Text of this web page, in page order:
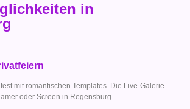
in
mit romantischen Templates. Die Live-Galerie
oder Screen in Regensburg.